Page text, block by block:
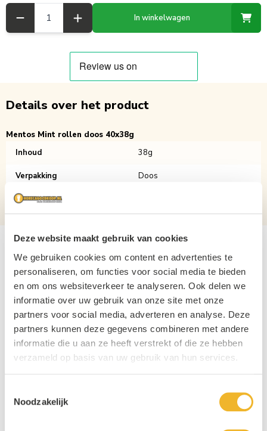
Deze website maakt gebruik van cookies
We gebruiken cookies om content en advertenties te
personaliseren, om functies voor social media te bieden
en om ons websiteverkeer te analyseren. Ook delen we
informatie over uw gebruik van onze site met onze
partners voor social media, adverteren en analyse. Deze
partners kunnen deze gegevens combineren met andere
informatie die u aan ze heeft verstrekt of die ze hebben
verzameld op basis van uw gebruik van hun services.
Noodzakelijk
In winkelwagen
Details over het product
Mentos Mint rollen doos 40x38g
Inhoud
38g
Verpakking Doos
Aantal per verpakking